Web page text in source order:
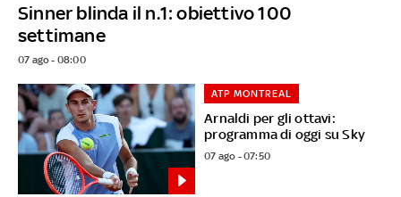
Sinner blinda il n.1: obiettivo 100
settimane
07 ago - 08:00
Arnaldi per gli ottavi:
programma di oggi su Sky
ATP MONTREAL
07 ago - 07:50